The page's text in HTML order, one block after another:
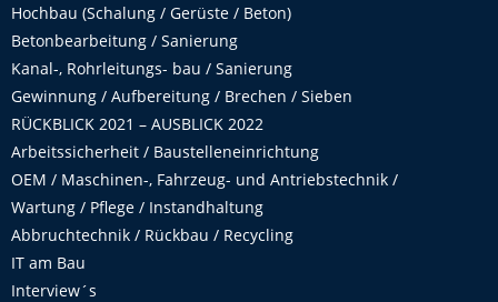
Hochbau (Schalung / Gerüste / Beton)
Betonbearbeitung / Sanierung
Kanal-, Rohrleitungs- bau / Sanierung
Gewinnung / Aufbereitung / Brechen / Sieben
RÜCKBLICK 2021 – AUSBLICK 2022
Arbeitssicherheit / Baustelleneinrichtung
OEM / Maschinen-, Fahrzeug- und Antriebstechnik /
Wartung / Pflege / Instandhaltung
Abbruchtechnik / Rückbau / Recycling
IT am Bau
Interview´s